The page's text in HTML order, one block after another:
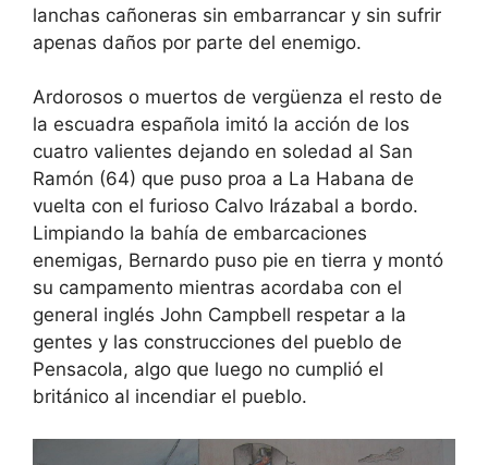
lanchas cañoneras sin embarrancar y sin sufrir
apenas daños por parte del enemigo.
Ardorosos o muertos de vergüenza el resto de
la escuadra española imitó la acción de los
cuatro valientes dejando en soledad al San
Ramón (64) que puso proa a La Habana de
vuelta con el furioso Calvo Irázabal a bordo.
Limpiando la bahía de embarcaciones
enemigas, Bernardo puso pie en tierra y montó
su campamento mientras acordaba con el
general inglés John Campbell respetar a la
gentes y las construcciones del pueblo de
Pensacola, algo que luego no cumplió el
británico al incendiar el pueblo.